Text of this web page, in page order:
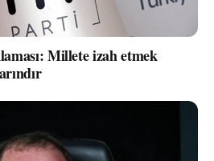
Millete izah etmek